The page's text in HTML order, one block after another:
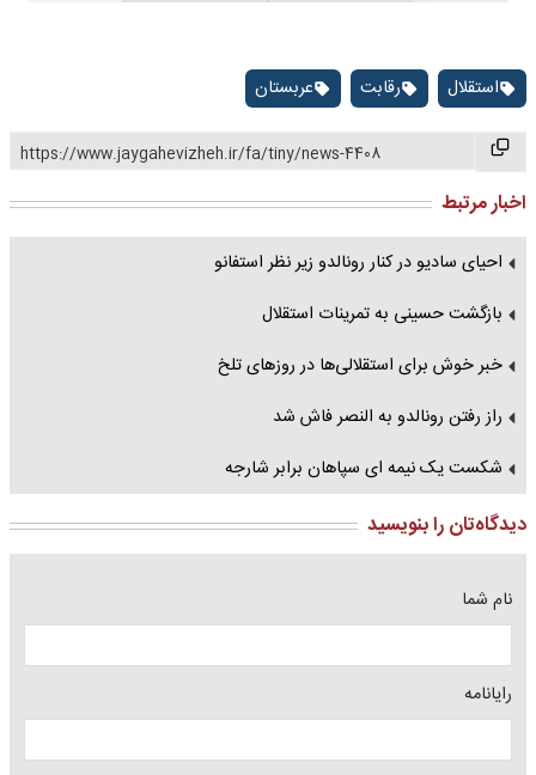
استقلال رقابت عربستان
https://www.jaygahevizheh.ir/fa/tiny/news-4408
اخبار مرتبط
احیای سادیو در کنار رونالدو زیر نظر استفانو
بازگشت حسینی به تمرینات استقلال
خبر خوش برای استقلالی‌ها در روز‌های تلخ
راز رفتن رونالدو به النصر فاش شد
شکست یک نیمه ای سپاهان برابر شارجه
دیدگاه‌تان را بنویسید
نام شما
رایانامه